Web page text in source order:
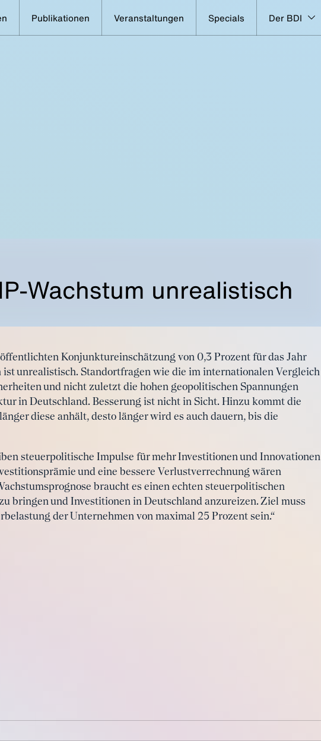
Publikationen Veranstaltungen Specials Der BDI
Wachstum unrealistisch
Konjunktureinschätzung von 0,3 Prozent für das Jahr
unrealistisch. Standortfragen wie die im internationalen Vergleich
und nicht zuletzt die hohen geopolitischen Spannungen
in Deutschland. Besserung ist nicht in Sicht. Hinzu kommt die
diese anhält, desto länger wird es auch dauern, bis die
steuerpolitische Impulse für mehr Investitionen und Innovationen
und eine bessere Verlustverrechnung wären
braucht es einen echten steuerpolitischen
bringen und Investitionen in Deutschland anzureizen. Ziel muss
der Unternehmen von maximal 25 Prozent sein.“